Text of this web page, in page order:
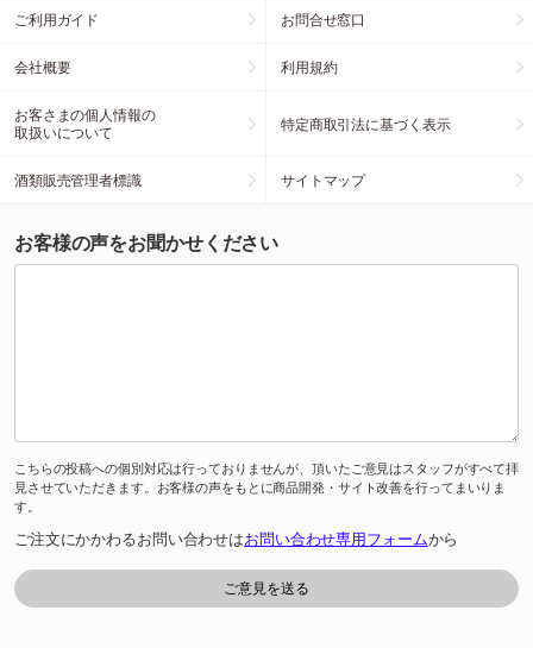
ご利用ガイド お問合せ窓口
会社概要 利用規約
お客さまの個人情報の
取扱いについて
特定商取引法に基づく表示
酒類販売管理者標識 サイトマップ
お客様の声をお聞かせください
こちらの投稿への個別対応は行っておりませんが、頂いたご意見はスタッフがすべて拝
見させていただきます。お客様の声をもとに商品開発・サイト改善を行ってまいりま
す。
ご注文にかかわるお問い合わせはお問い合わせ専用フォームから